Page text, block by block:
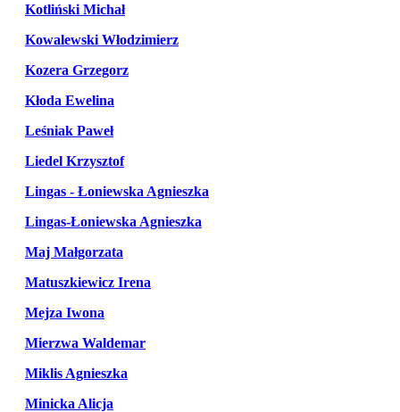
Kotliński Michał
Kowalewski Włodzimierz
Kozera Grzegorz
Kłoda Ewelina
Leśniak Paweł
Liedel Krzysztof
Lingas - Łoniewska Agnieszka
Lingas-Łoniewska Agnieszka
Maj Małgorzata
Matuszkiewicz Irena
Mejza Iwona
Mierzwa Waldemar
Miklis Agnieszka
Minicka Alicja